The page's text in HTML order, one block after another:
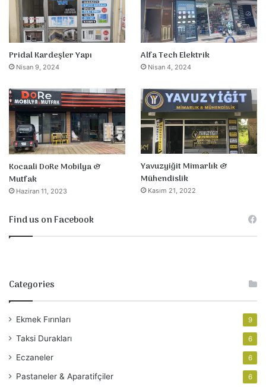
Pridal Kardeşler Yapı
Nisan 9, 2024
Alfa Tech Elektrik
Nisan 4, 2024
Kocaali DoRe Mobilya &
Mutfak
Haziran 11, 2023
Yavuzyiğit Mimarlık &
Mühendislik
Kasım 21, 2022
Find us on Facebook
Categories
Ekmek Fırınları 9
Taksi Durakları 6
Eczaneler 6
Pastaneler & Aparatifçiler 6